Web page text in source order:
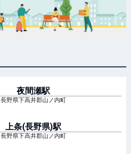
夜間瀬駅
長野県下高井郡山ノ内町
上条(長野県)駅
長野県下高井郡山ノ内町